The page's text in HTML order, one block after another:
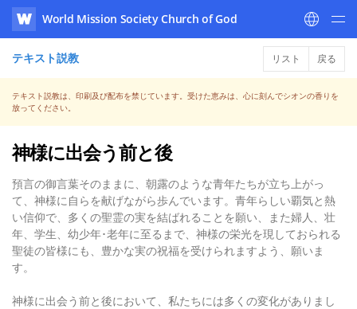
WATV
World Mission Society Church of God
テキスト説教 リスト 戻る
テキスト説教は、印刷及び配布を禁じています。受けた恵みは、心に刻んでシオンの香りを
放ってください。
神様に出会う前と後
預言の御言葉そのままに、朝露のような青年たちが立ち上がっ
て、神様に自らを献げながら歩んでいます。青年らしい覇気と熱
い信仰で、多くの聖霊の実を結ばれることを願い、また婦人、壮
年、学生、幼少年･老年に至るまで、神様の栄光を現しておられる
聖徒の皆様にも、豊かな実の祝福を受けられますよう、願いま
す。
神様に出会う前と後において、私たちには多くの変化がありまし